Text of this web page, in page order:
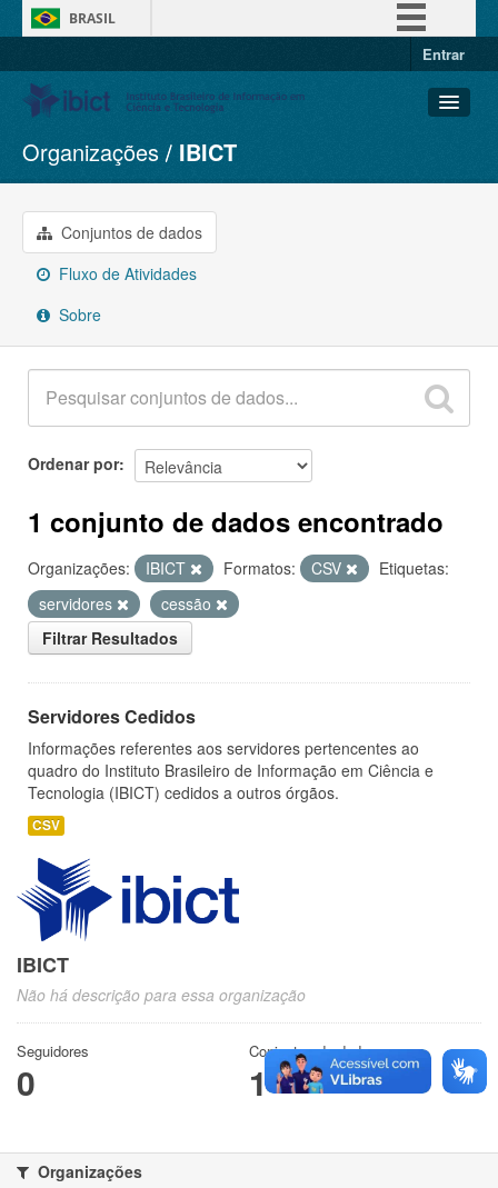
BRASIL
Entrar
Conjuntos de dados
Organizações
Grupos
Sobre
Organizações IBICT
Conjuntos de dados
Fluxo de Atividades
Sobre
Ordenar por
1 conjunto de dados encontrado
Organizações: IBICT Formatos: CSV
Etiquetas:
servidores
cessão
Filtrar Resultados
Servidores Cedidos
Informações referentes aos servidores pertencentes ao
quadro do Instituto Brasileiro de Informação em Ciência e
Tecnologia (IBICT) cedidos a outros órgãos.
CSV
IBICT
Não há descrição para essa organização
Seguidores
0
Conjuntos de dados
1
Organizações